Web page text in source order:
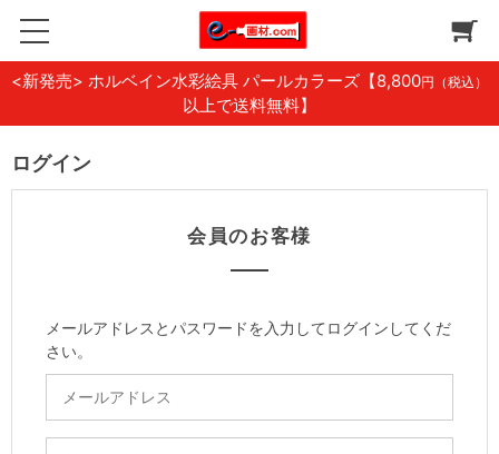
<新発売> ホルベイン水彩絵具 パールカラーズ 【8,800円（税込）
以上で送料無料】
ログイン
会員のお客様
メールアドレスとパスワードを入力してログインしてくだ
さい。